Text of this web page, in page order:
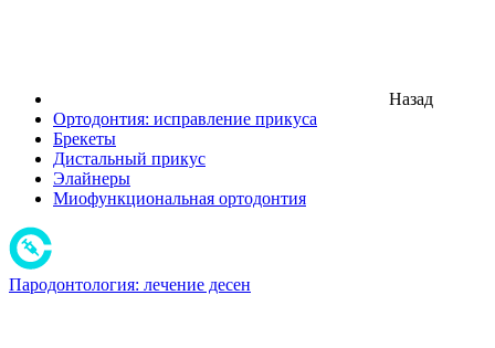
Назад
Ортодонтия: исправление прикуса
Брекеты
Дистальный прикус
Элайнеры
Миофункциональная ортодонтия
Пародонтология: лечение десен